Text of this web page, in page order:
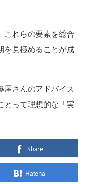
これらの要素を総合
を見極めることが成
屋さんのアドバイス
とって理想的な「実
Share
Hatena